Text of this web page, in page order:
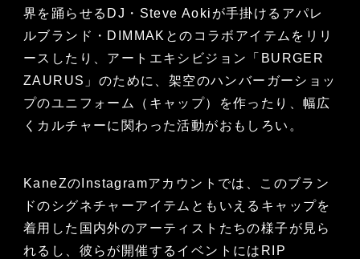
界を踊らせるDJ・Steve Aokiが手掛けるアパレ
ルブランド・DIMMAKとのコラボアイテムをリリ
ースしたり、アートエキシビジョン「BURGER
ZAURUS」のために、架空のハンバーガーショッ
プのユニフォーム（キャップ）を作ったり、幅広
くカルチャーに関わった活動がおもしろい。
KaneZのInstagramアカウントでは、このブラン
ドのシグネチャーアイテムともいえるキャップを
着用した国内外のアーティストたちの様子が見ら
れるし、彼らが開催するイベントにはRIP